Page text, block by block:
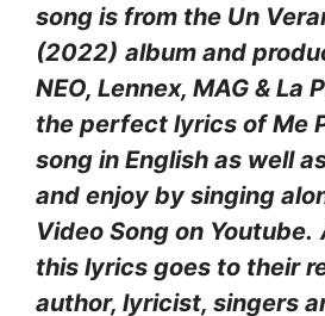
song is from the Un
(2022) album and
NEO, Lennex, MAG & La
the perfect lyrics of Me
song in English as well
and enjoy by singing
Video Song on Youtube.
this lyrics goes to their
author, lyricist, singers